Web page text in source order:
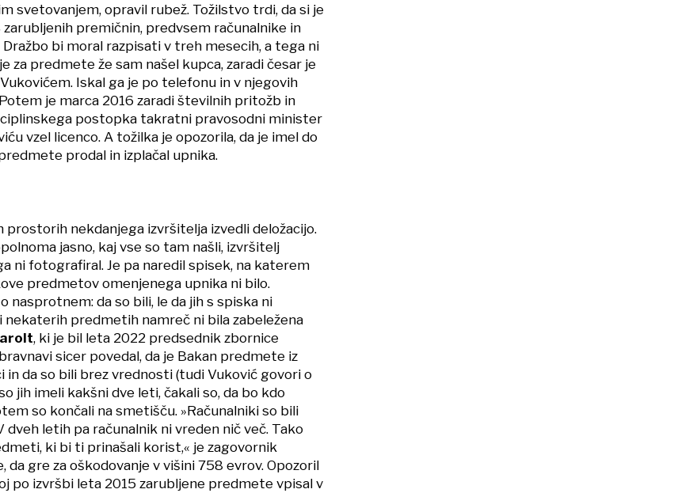
svetovanjem, opravil rubež. Tožilstvo trdi, da si je
premičnin, predvsem računalnike in
bi moral razpisati v treh mesecih, a tega ni
za predmete že sam našel kupca, zaradi česar je
Iskal ga je po telefonu in v njegovih
je marca 2016 zaradi številnih pritožb in
postopka takratni pravosodni minister
vzel licenco. A tožilka je opozorila, da je imel do
prodal in izplačal upnika.
prostorih nekdanjega izvršitelja izvedli deložacijo.
jasno, kaj vse so tam našli, izvršitelj
ni fotografiral. Je pa naredil spisek, na katerem
predmetov omenjenega upnika ni bilo.
nasprotnem: da so bili, le da jih s spiska ni
predmetih namreč ni bila zabeležena
, ki je bil leta 2022 predsednik zbornice
sicer povedal, da je Bakan predmete iz
in da so bili brez vrednosti (tudi Vuković govori o
jih imeli kakšni dve leti, čakali so, da bo kdo
so končali na smetišču. »Računalniki so bili
letih pa računalnik ni vreden nič več. Tako
ki bi ti prinašali korist,« je zagovornik
gre za oškodovanje v višini 758 evrov. Opozoril
po izvršbi leta 2015 zarubljene predmete vpisal v